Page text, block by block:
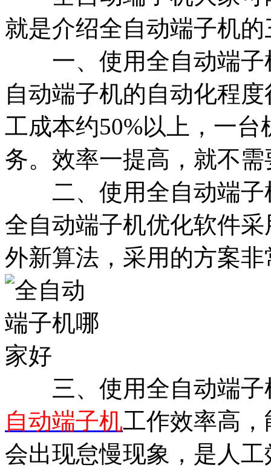
就是介绍全自动端子机
一、使用全自动端子
自动端子机的自动化程
工成本约50%以上，一
务。效率一提高，就不
二、使用全自动端子
全自动端子机优化软件
外新算法，采用的方案
三、使用全自动端子
自动端子机工作效率高
会出现怠慢现象，是人